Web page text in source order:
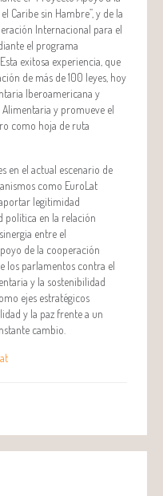
Caribe sin Hambre”, y de la
Internacional para el
el programa
exitosa experiencia, que
de más de 100 leyes, hoy
Iberoamericana y
y promueve el
como hoja de ruta
en el actual escenario de
como EuroLat
legitimidad
política en la relación
entre el
de la cooperación
los parlamentos contra el
y la sostenibilidad
ejes estratégicos
y la paz frente a un
cambio.